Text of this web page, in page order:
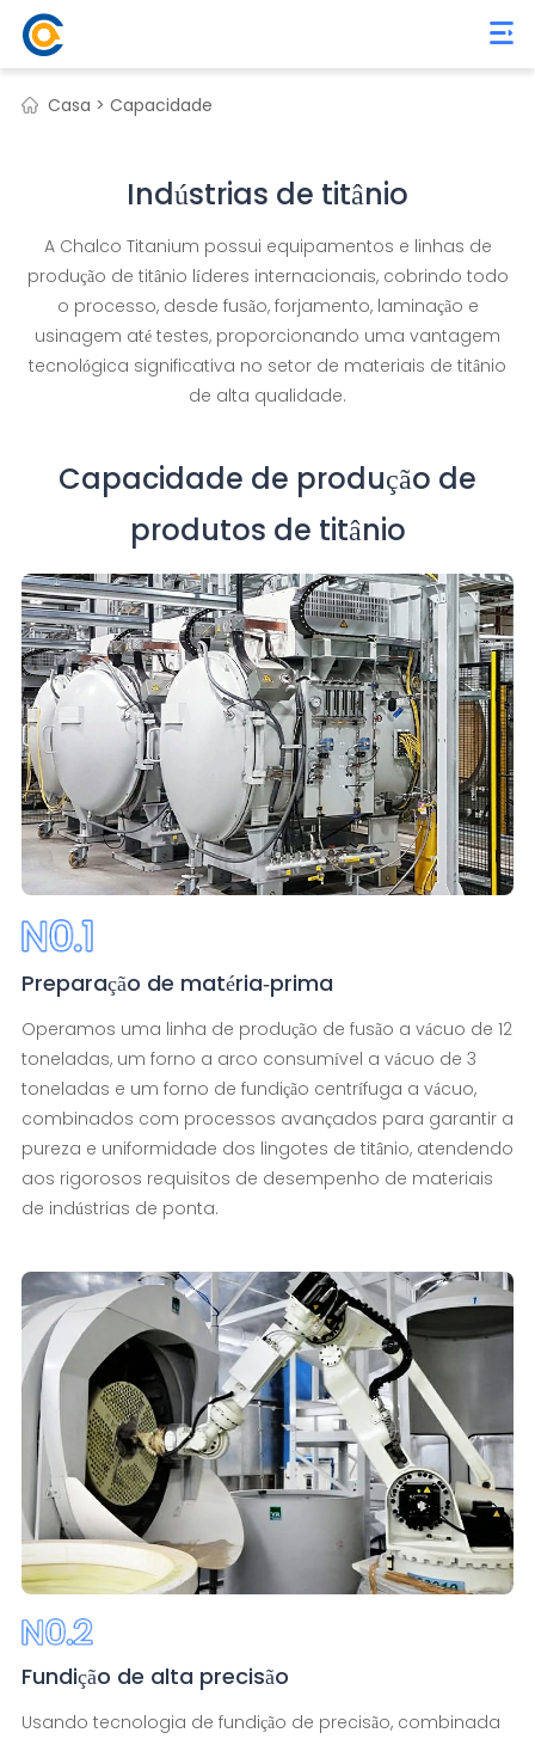
Casa > Capacidade
Indústrias de titânio
A Chalco Titanium possui equipamentos e linhas de
produção de titânio líderes internacionais, cobrindo todo
o processo, desde fusão, forjamento, laminação e
usinagem até testes, proporcionando uma vantagem
tecnológica significativa no setor de materiais de titânio
de alta qualidade.
Capacidade de produção de
produtos de titânio
Preparação de matéria-prima
Operamos uma linha de produção de fusão a vácuo de 12
toneladas, um forno a arco consumível a vácuo de 3
toneladas e um forno de fundição centrífuga a vácuo,
combinados com processos avançados para garantir a
pureza e uniformidade dos lingotes de titânio, atendendo
aos rigorosos requisitos de desempenho de materiais
de indústrias de ponta.
Fundição de alta precisão
Usando tecnologia de fundição de precisão, combinada